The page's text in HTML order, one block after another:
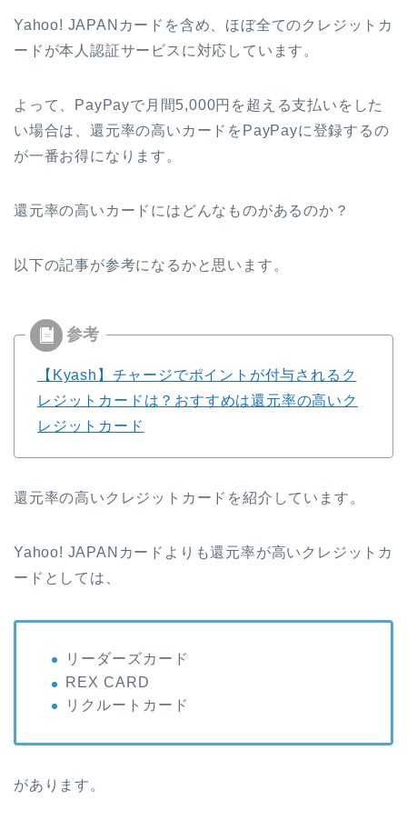
Yahoo! JAPANカードを含め、ほぼ全てのクレジットカ
ードが本人認証サービスに対応しています。
よって、PayPayで月間5,000円を超える支払いをした
い場合は、還元率の高いカードをPayPayに登録するの
が一番お得になります。
還元率の高いカードにはどんなものがあるのか？
以下の記事が参考になるかと思います。
【Kyash】チャージでポイントが付与されるク
レジットカードは？おすすめは還元率の高いク
レジットカード
還元率の高いクレジットカードを紹介しています。
Yahoo! JAPANカードよりも還元率が高いクレジットカ
ードとしては、
リーダーズカード
REX CARD
リクルートカード
があります。